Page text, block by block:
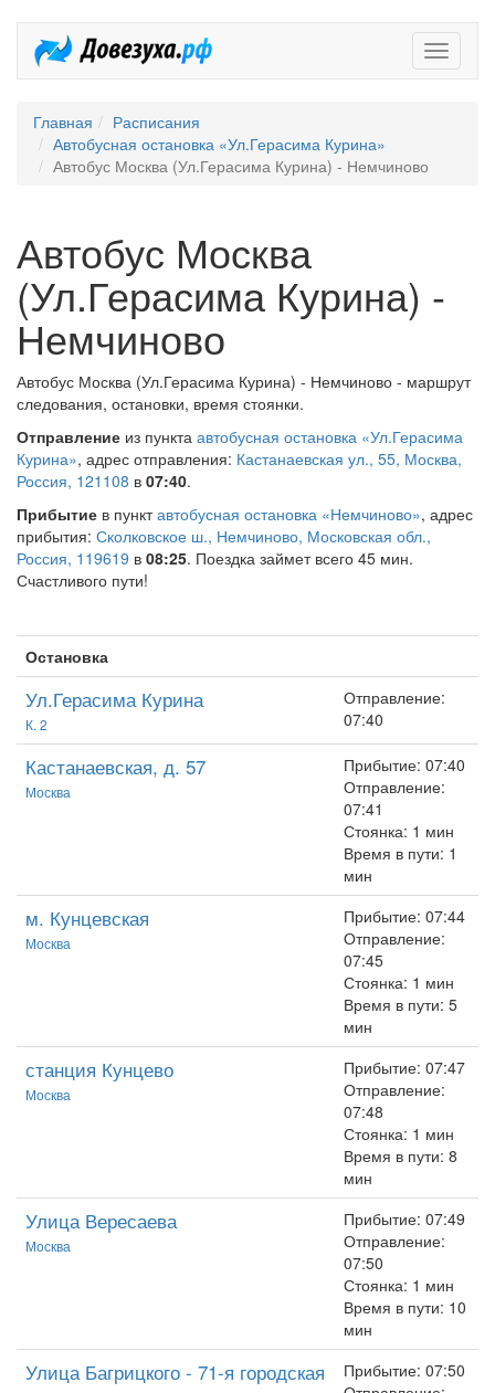
Главная
Расписания
Автобусная остановка «Ул.Герасима Курина»
Автобус Москва (Ул.Герасима Курина) - Немчиново
Автобус Москва
(Ул.Герасима Курина) -
Немчиново
Автобус Москва (Ул.Герасима Курина) - Немчиново - маршрут
следования, остановки, время стоянки.
Отправление из пункта автобусная остановка «Ул.Герасима
Курина», адрес отправления: Кастанаевская ул., 55, Москва,
Россия, 121108 в 07:40.
Прибытие в пунктавтобусная остановка «Немчиново», адрес
прибытия: Сколковское ш., Немчиново, Московская обл.,
Россия, 119619 в 08:25. Поездка займет всего 45 мин.
Счастливого пути!
Остановка
Ул.Герасима Курина
К. 2
Отправление:
07:40
Кастанаевская, д. 57
Москва
Прибытие: 07:40
Отправление:
07:41
Стоянка: 1 мин
Время в пути: 1
мин
м. Кунцевская
Москва
Прибытие: 07:44
Отправление:
07:45
Стоянка: 1 мин
Время в пути: 5
мин
станция Кунцево
Москва
Прибытие: 07:47
Отправление:
07:48
Стоянка: 1 мин
Время в пути: 8
мин
Улица Вересаева
Москва
Прибытие: 07:49
Отправление:
07:50
Стоянка: 1 мин
Время в пути: 10
мин
Улица Багрицкого - 71-я городская
Прибытие: 07:50